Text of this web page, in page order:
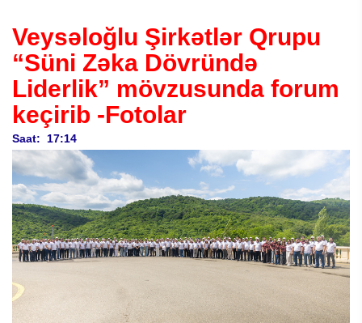
Veysəloğlu Şirkətlər Qrupu
“Süni Zəka Dövründə
Liderlik” mövzusunda forum
keçirib -Fotolar
Saat: 17:14